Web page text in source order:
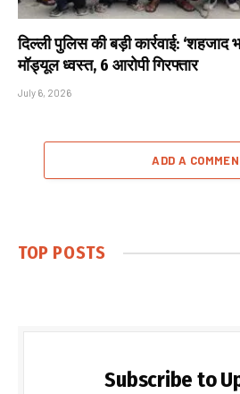
दिल्ली पुलिस की बड़ी कार्रवाई: ‘शहजाद
मॉड्यूल ध्वस्त, 6 आरोपी गिरफ्तार
July 6, 2026
ADD A
TOP POSTS
Subscribe to